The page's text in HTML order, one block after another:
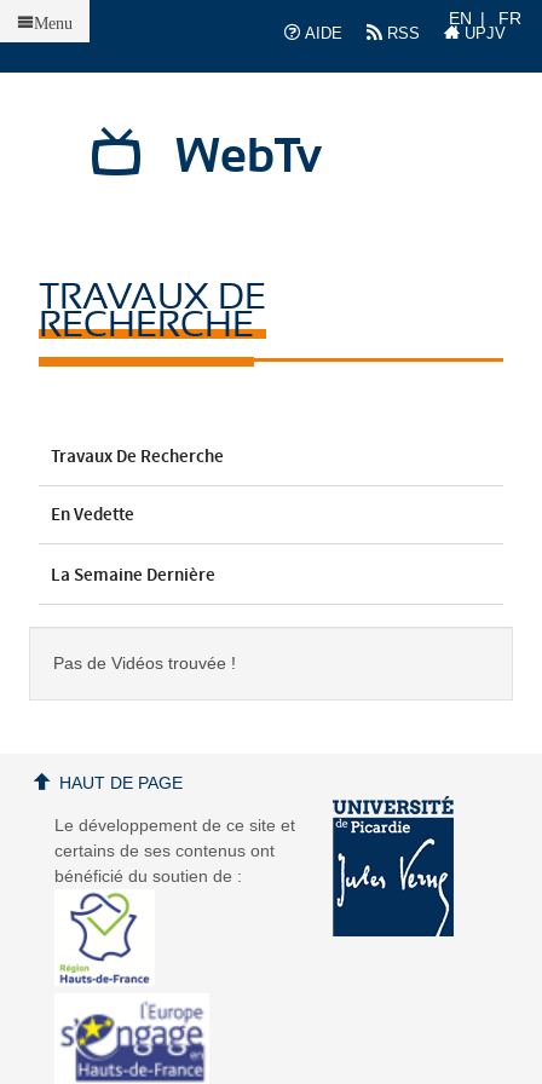
AIDE
RSS UPJV
EN FR
WebTv
Menu
TRAVAUX DE
RECHERCHE
Travaux De Recherche
En Vedette
La Semaine Dernière
Pas de Vidéos trouvée !
Le développement de ce site et
certains de ses contenus ont
bénéficié du soutien de :
HAUT DE PAGE